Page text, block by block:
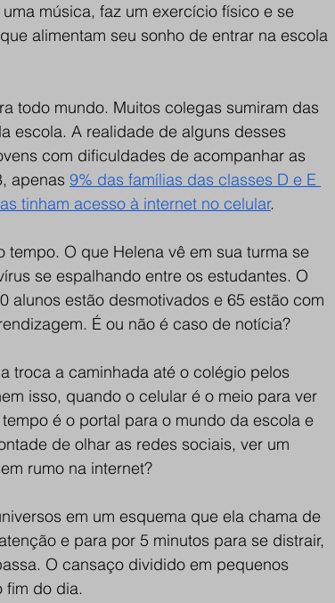
música, faz um exercício físico e se
alimentam seu sonho de entrar na escola
todo mundo. Muitos colegas sumiram das
escola. A realidade de alguns desses
com dificuldades de acompanhar as
apenas 9% das famílias das classes D e E
tinham acesso à internet no celular.
O que Helena vê em sua turma se
se espalhando entre os estudantes. O
alunos estão desmotivados e 65 estão com
É ou não é caso de notícia?
troca a caminhada até o colégio pelos
isso, quando o celular é o meio para ver
é o portal para o mundo da escola e
de olhar as redes sociais, ver um
rumo na internet?
em um esquema que ela chama de
e para por 5 minutos para se distrair,
O cansaço dividido em pequenos
fim do dia.